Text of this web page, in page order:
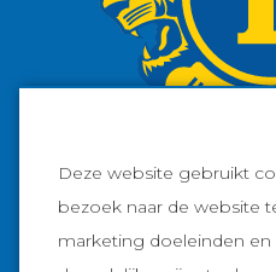
Facebook
Deze website gebruikt
bezoek naar de website
marketing doeleinden